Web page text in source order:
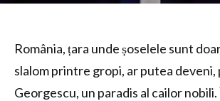
România, țara unde șoselele sunt
slalom printre gropi, ar putea
Georgescu, un paradis al cailor